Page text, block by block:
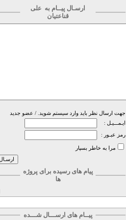
ارسـال پیــام به علی
قناعتیان
جهت ارسال نظر باید وارد سیستم شوید. / عضو جدید
ایـمـــیـل :
رمز عبـور :
مرا به خاطر بسپار
پیام های رسیده برای پروژه
ها
پیــام های ارســـال شـــده